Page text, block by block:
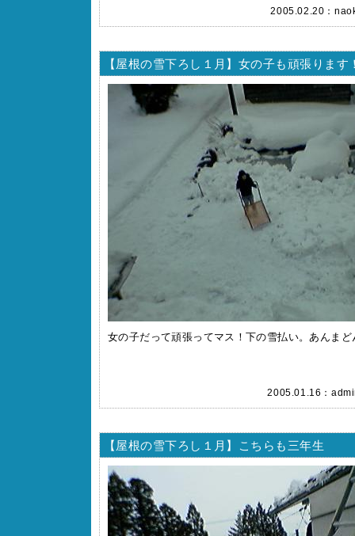
2005.02.20：
【屋根の雪下ろし１月】女の子も頑張ります
女の子だって頑張ってマス！下の雪払い。あんま
2005.01.16：
【屋根の雪下ろし１月】こちらも三年生